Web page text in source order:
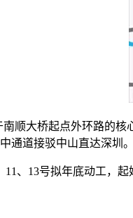
南顺大桥起点外环路的
通道接驳中山直达深圳。
11、13号拟年底动工，